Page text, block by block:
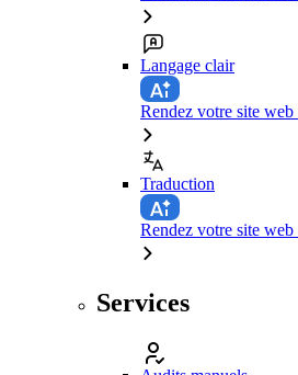
Langage clair
Rendez votre site
Traduction
Rendez votre site web
Services